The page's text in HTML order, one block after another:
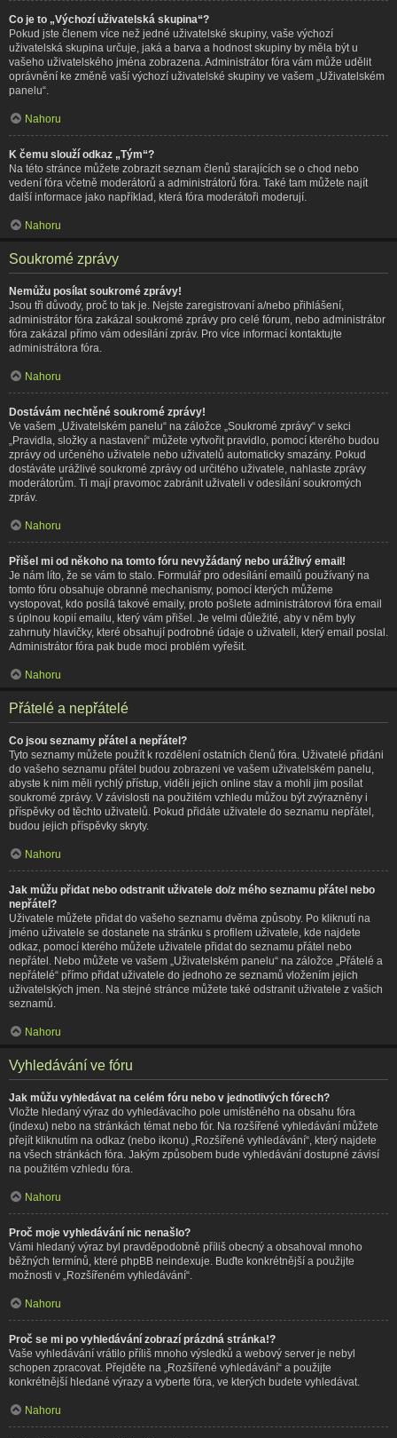
Co je to „Výchozí uživatelská skupina“?
Pokud jste členem více než jedné uživatelské skupiny, vaše výchozí
uživatelská skupina určuje, jaká a barva a hodnost skupiny by měla být u
vašeho uživatelského jména zobrazena. Administrátor fóra vám může udělit
oprávnění ke změně vaší výchozí uživatelské skupiny ve vašem „Uživatelském
panelu“.
Nahoru
K čemu slouží odkaz „Tým“?
Na této stránce můžete zobrazit seznam členů starajících se o chod nebo
vedení fóra včetně moderátorů a administrátorů fóra. Také tam můžete najít
další informace jako například, která fóra moderátoři moderují.
Nahoru
Soukromé zprávy
Nemůžu posílat soukromé zprávy!
Jsou tři důvody, proč to tak je. Nejste zaregistrovaní a/nebo přihlášení,
administrátor fóra zakázal soukromé zprávy pro celé fórum, nebo administrátor
fóra zakázal přímo vám odesílání zpráv. Pro více informací kontaktujte
administrátora fóra.
Nahoru
Dostávám nechtěné soukromé zprávy!
Ve vašem „Uživatelském panelu“ na záložce „Soukromé zprávy“ v sekci
„Pravidla, složky a nastavení“ můžete vytvořit pravidlo, pomocí kterého budou
zprávy od určeného uživatele nebo uživatelů automaticky smazány. Pokud
dostáváte urážlivé soukromé zprávy od určitého uživatele, nahlaste zprávy
moderátorům. Ti mají pravomoc zabránit uživateli v odesílání soukromých
zpráv.
Nahoru
Přišel mi od někoho na tomto fóru nevyžádaný nebo urážlivý email!
Je nám líto, že se vám to stalo. Formulář pro odesílání emailů používaný na
tomto fóru obsahuje obranné mechanismy, pomocí kterých můžeme
vystopovat, kdo posílá takové emaily, proto pošlete administrátorovi fóra email
s úplnou kopií emailu, který vám přišel. Je velmi důležité, aby v něm byly
zahrnuty hlavičky, které obsahují podrobné údaje o uživateli, který email poslal.
Administrátor fóra pak bude moci problém vyřešit.
Nahoru
Přátelé a nepřátelé
Co jsou seznamy přátel a nepřátel?
Tyto seznamy můžete použít k rozdělení ostatních členů fóra. Uživatelé přidáni
do vašeho seznamu přátel budou zobrazeni ve vašem uživatelském panelu,
abyste k nim měli rychlý přístup, viděli jejich online stav a mohli jim posílat
soukromé zprávy. V závislosti na použitém vzhledu můžou být zvýrazněny i
příspěvky od těchto uživatelů. Pokud přidáte uživatele do seznamu nepřátel,
budou jejich příspěvky skryty.
Nahoru
Jak můžu přidat nebo odstranit uživatele do/z mého seznamu přátel nebo
nepřátel?
Uživatele můžete přidat do vašeho seznamu dvěma způsoby. Po kliknutí na
jméno uživatele se dostanete na stránku s profilem uživatele, kde najdete
odkaz, pomocí kterého můžete uživatele přidat do seznamu přátel nebo
nepřátel. Nebo můžete ve vašem „Uživatelském panelu“ na záložce „Přátelé a
nepřátelé“ přímo přidat uživatele do jednoho ze seznamů vložením jejich
uživatelských jmen. Na stejné stránce můžete také odstranit uživatele z vašich
seznamů.
Nahoru
Vyhledávání ve fóru
Jak můžu vyhledávat na celém fóru nebo v jednotlivých fórech?
Vložte hledaný výraz do vyhledávacího pole umístěného na obsahu fóra
(indexu) nebo na stránkách témat nebo fór. Na rozšířené vyhledávání můžete
přejít kliknutím na odkaz (nebo ikonu) „Rozšířené vyhledávání“, který najdete
na všech stránkách fóra. Jakým způsobem bude vyhledávání dostupné závisí
na použitém vzhledu fóra.
Nahoru
Proč moje vyhledávání nic nenašlo?
Vámi hledaný výraz byl pravděpodobně příliš obecný a obsahoval mnoho
běžných termínů, které phpBB neindexuje. Buďte konkrétnější a použijte
možnosti v „Rozšířeném vyhledávání“.
Nahoru
Proč se mi po vyhledávání zobrazí prázdná stránka!?
Vaše vyhledávání vrátilo příliš mnoho výsledků a webový server je nebyl
schopen zpracovat. Přejděte na „Rozšířené vyhledávání“ a použijte
konkrétnější hledané výrazy a vyberte fóra, ve kterých budete vyhledávat.
Nahoru